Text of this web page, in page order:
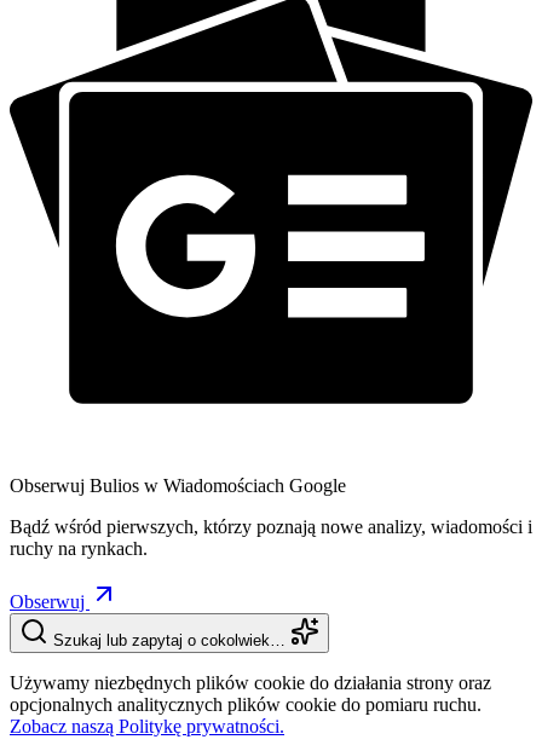
Obserwuj Bulios w Wiadomościach Google
Bądź wśród pierwszych, którzy poznają nowe analizy, wiadomości i
ruchy na rynkach.
Obserwuj
Szukaj lub zapytaj o cokolwiek…
Używamy niezbędnych plików cookie do działania strony oraz
opcjonalnych analitycznych plików cookie do pomiaru ruchu.
Zobacz naszą Politykę prywatności.